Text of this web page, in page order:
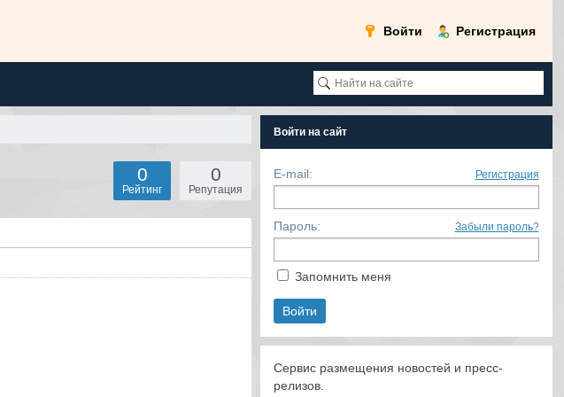
Войти Регистрация
0
Репутация
0
Рейтинг
Войти на сайт
E-mail: Регистрация
Пароль: Забыли пароль?
Запомнить меня
Сервис размещения новостей и пресс-
релизов.